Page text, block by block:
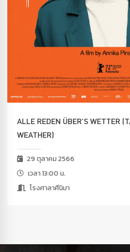
ALLE REDEN ÜBER’S WETTER
WEATHER)
29 ตุลาคม 2566
เวลา 13:00 น.
โรงศาลาศีนิมา